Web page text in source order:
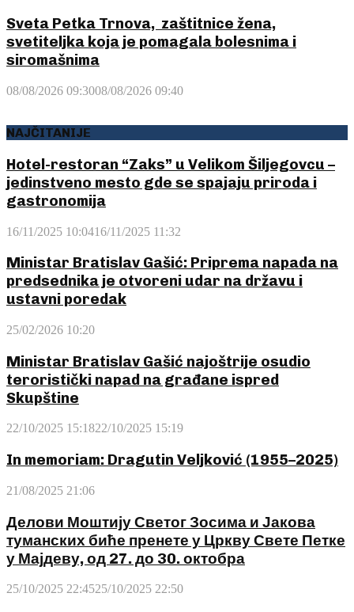
Sveta Petka Trnova, zaštitnice žena,
svetiteljka koja je pomagala bolesnima i
siromašnima
08/08/2026 09:3008/08/2026 09:40
NAJČITANIJE
Hotel-restoran “Zaks” u Velikom Šiljegovcu –
jedinstveno mesto gde se spajaju priroda i
gastronomija
16/11/2025 10:0416/11/2025 11:32
Ministar Bratislav Gašić: Priprema napada na
predsednika je otvoreni udar na državu i
ustavni poredak
25/02/2026 10:20
Ministar Bratislav Gašić najoštrije osudio
teroristički napad na građane ispred
Skupštine
22/10/2025 15:1822/10/2025 15:19
In memoriam: Dragutin Veljković (1955–2025)
21/08/2025 21:06
Делови Моштију Светог Зосима и Јакова
туманских биће пренете у Цркву Свете Петке
у Мајдеву, од 27. до 30. октобра
25/10/2025 22:4525/10/2025 22:50